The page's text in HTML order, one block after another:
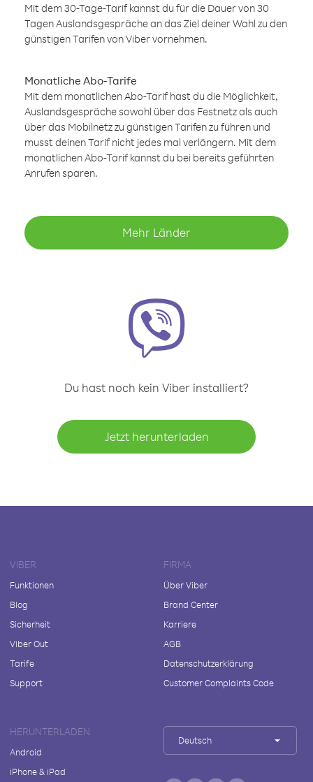
Mit dem 30-Tage-Tarif kannst du für die Dauer von 30
Tagen Auslandsgespräche an das Ziel deiner Wahl zu den
günstigen Tarifen von Viber vornehmen.
Monatliche Abo-Tarife
Mit dem monatlichen Abo-Tarif hast du die Möglichkeit,
Auslandsgespräche sowohl über das Festnetz als auch
über das Mobilnetz zu günstigen Tarifen zu führen und
musst deinen Tarif nicht jedes mal verlängern. Mit dem
monatlichen Abo-Tarif kannst du bei bereits geführten
Anrufen sparen.
Mehr Länder
Du hast noch kein Viber installiert?
Jetzt herunterladen
VIBER
Funktionen
Blog
Sicherheit
Viber Out
Tarife
Support
FIRMA
Über Viber
Brand Center
Karriere
AGB
Datenschutzerklärung
Customer Complaints Code
HERUNTERLADEN
Android
iPhone & iPad
Deutsch